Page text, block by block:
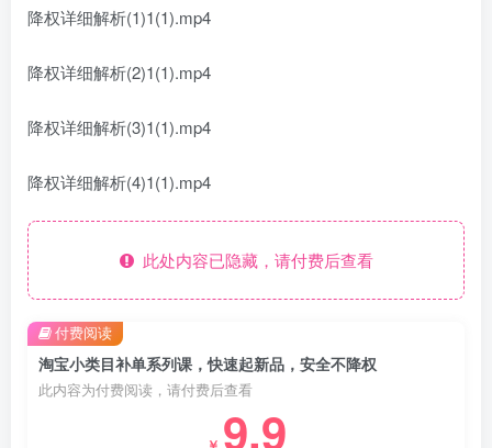
降权详细解析(1)1(1).mp4
降权详细解析(2)1(1).mp4
降权详细解析(3)1(1).mp4
降权详细解析(4)1(1).mp4
此处内容已隐藏，请付费后查看
淘宝小类目补单系列课，快速起新品，安全不降权
此内容为付费阅读，请付费后查看
9.9
付费阅读